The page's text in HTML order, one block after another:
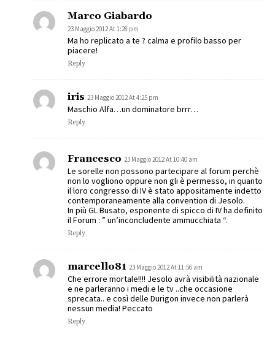
Marco Giabardo
23 Maggio 2012 At 1:28 pm
Ma ho replicato a te ? calma e profilo basso per
piacere!
Reply
iris 23 Maggio 2012 At 4:25 pm
Maschio Alfa…un dominatore brrr…
Reply
Francesco 23 Maggio 2012 At 10:40 am
Le sorelle non possono partecipare al forum perchè
non lo vogliono oppure non gli è permesso, in quanto
il loro congresso di IV è stato appositamente indetto
contemporaneamente alla convention di Jesolo.
In più GL Busato, esponente di spicco di IV ha definito
il Forum : ” un’inconcludente ammucchiata “.
Reply
marcello81 23 Maggio 2012 At 11:56 am
Che errore mortale!!!! Jesolo avrà visibilità nazionale
e ne parleranno i medi.e le tv ..che occasione
sprecata.. e così delle Durigon invece non parlerà
nessun media! Peccato
Reply